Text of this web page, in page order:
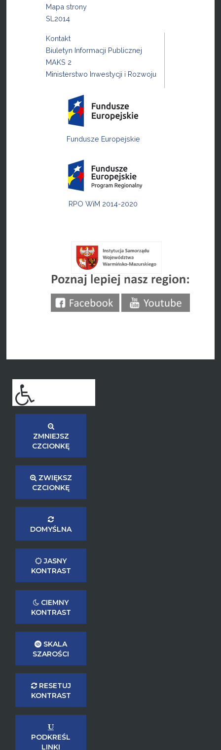
Mapa strony
SL2014
Kontakt
Biuletyn Informacji Publicznej
MAKS 2
Ministerstwo Inwestycji i Rozwoju
Fundusze Europejskie
RPO WiM 2014-2020
ZMNIEJSZ
CZCIONKĘ
ZWIĘKSZ
CZCIONKĘ
DOMYŚLNA
JASNY
KONTRAST
CIEMNY
KONTRAST
SKALA
SZAROŚCI
RESETUJ
KONTRAST
PODKREŚL
LINKI